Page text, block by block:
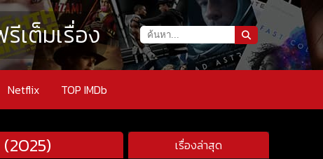
เต็มเรื่อง
Netflix TOP IMDb
เรื่องล่าสุด